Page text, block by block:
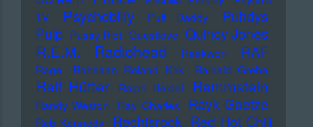
TV
Psychobilly Puff Daddy
Puhdys
Pulp Pussy Riot Questlove Quincy Jones
R.E.M. Radiohead Raekwon RAF
Rage Rahsaan Roland Kirk Rainald Grebe
Ralf Hütter Ralph Heidel Rammstein
Randy Weston Ray Charles Rayk Goetze
Reb Kennedy Rechtsrock Red Hot Chili